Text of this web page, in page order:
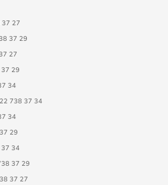
27
37 29
27
29
34
738 37 34
34
29
34
37 29
37 27